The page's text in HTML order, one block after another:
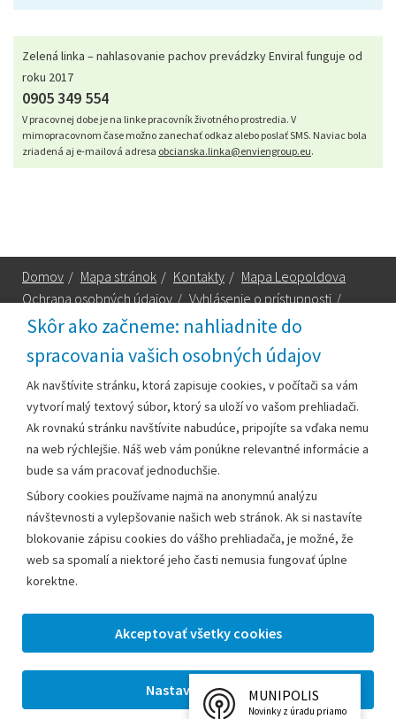
Skôr ako začneme: nahliadnite do
spracovania vašich osobných údajov
Ak navštívite stránku, ktorá zapisuje cookies, v počítači sa vám
vytvorí malý textový súbor, ktorý sa uloží vo vašom prehliadači.
Ak rovnakú stránku navštívite nabudúce, pripojíte sa vďaka nemu
na web rýchlejšie. Náš web vám ponúkne relevantné informácie a
bude sa vám pracovať jednoduchšie.
Súbory cookies používame najmä na anonymnú analýzu
návštevnosti a vylepšovanie našich web stránok. Ak si nastavíte
blokovanie zápisu cookies do vášho prehliadača, je možné, že
web sa spomalí a niektoré jeho časti nemusia fungovať úplne
korektne.
Zelená linka – nahlasovanie pachov prevádzky Enviral funguje od
roku 2017
0905 349 554
V pracovnej dobe je na linke pracovník životného prostredia. V
mimopracovnom čase možno zanechať odkaz alebo poslať SMS. Naviac bola
zriadená aj e-mailová adresa obcianska.linka@enviengroup.eu.
Domov / Mapa stránok / Kontakty / Mapa Leopoldova
Ochrana osobných údajov / Vyhlásenie o prístupnosti /
Technická podpora
Mestský úrad Leopoldov
Hlohovská cesta 1818/2A
920 41 Leopoldov
Kontakt:
Telefón:+42133/285 27 11
Email:
mesto@leopoldov.sk
primatorka@leopoldov.sk
Webmaster:webmaster@leopoldov.sk
2026 © Mestský úrad Leopoldov |
Nastavenia cookies
MUNIPOLIS
Novinky z úradu priamo